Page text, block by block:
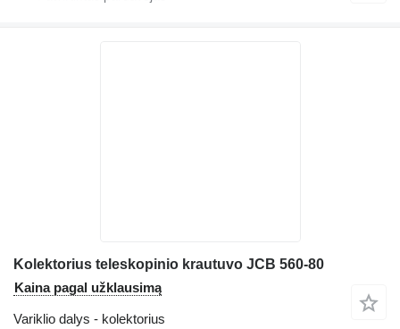
Kolektorius teleskopinio krautuvo JCB 560-80
Kaina pagal užklausimą
Variklio dalys - kolektorius